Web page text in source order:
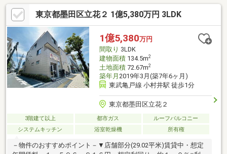
型ファミリークローゼット◆公園、スーパー、コンビニも近く生
活環境良好！※間取り S＝サービスルーム（納戸）です。ご見学
予約受付中です。お気軽にお問い合わせください。
☆―――――・・・ ―☆― ・・・―――――☆
東京都墨田区立花２ 1億5,380万円 3LDK
1億5,380万円
間取り 3LDK
建物面積134.5m2
土地面積72.67m2
築年月 2019年3月(築7年6ヶ月)
東武亀戸線 小村井駅 徒歩1分
東京都墨田区立花２
3階建て以上 都市ガス
ルーフバルコニー
システムキッチン
浴室乾燥機 所有権
－物件のおすすめポイント－▼店舗部分(29.02平米)賃貸中・想定